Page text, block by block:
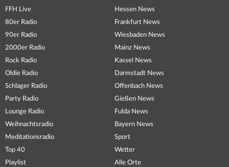
FFH Live
80er Radio
90er Radio
2000er Radio
Rock Radio
Oldie Radio
Schlager Radio
Party Radio
Lounge Radio
Weihnachtsradio
Meditationsradio
Top 40
Playlist
Hessen News
Frankfurt News
Wiesbaden News
Mainz News
Kassel News
Darmstadt News
Offenbach News
Gießen News
Fulda News
Bayern News
Sport
Wetter
Alle Orte